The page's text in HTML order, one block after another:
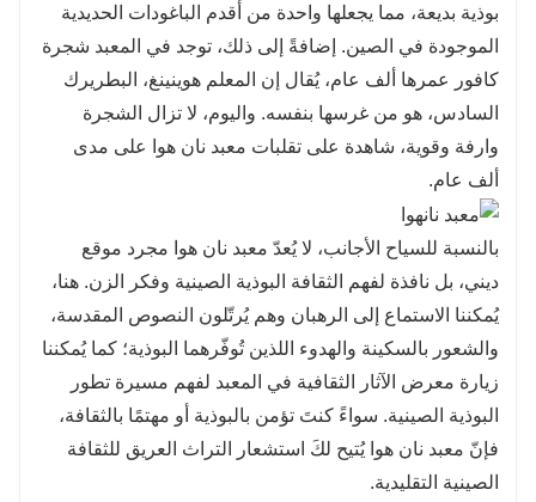
بوذية بديعة، مما يجعلها واحدة من أقدم الباغودات الحديدية
الموجودة في الصين. إضافةً إلى ذلك، توجد في المعبد شجرة
كافور عمرها ألف عام، يُقال إن المعلم هوينينغ، البطريرك
السادس، هو من غرسها بنفسه. واليوم، لا تزال الشجرة
وارفة وقوية، شاهدة على تقلبات معبد نان هوا على مدى
ألف عام.
بالنسبة للسياح الأجانب، لا يُعدّ معبد نان هوا مجرد موقع
ديني، بل نافذة لفهم الثقافة البوذية الصينية وفكر الزن. هنا،
يُمكننا الاستماع إلى الرهبان وهم يُرتّلون النصوص المقدسة،
والشعور بالسكينة والهدوء اللذين تُوفّرهما البوذية؛ كما يُمكننا
زيارة معرض الآثار الثقافية في المعبد لفهم مسيرة تطور
البوذية الصينية. سواءً كنتَ تؤمن بالبوذية أو مهتمًا بالثقافة،
فإنّ معبد نان هوا يُتيح لكَ استشعار التراث العريق للثقافة
الصينية التقليدية.